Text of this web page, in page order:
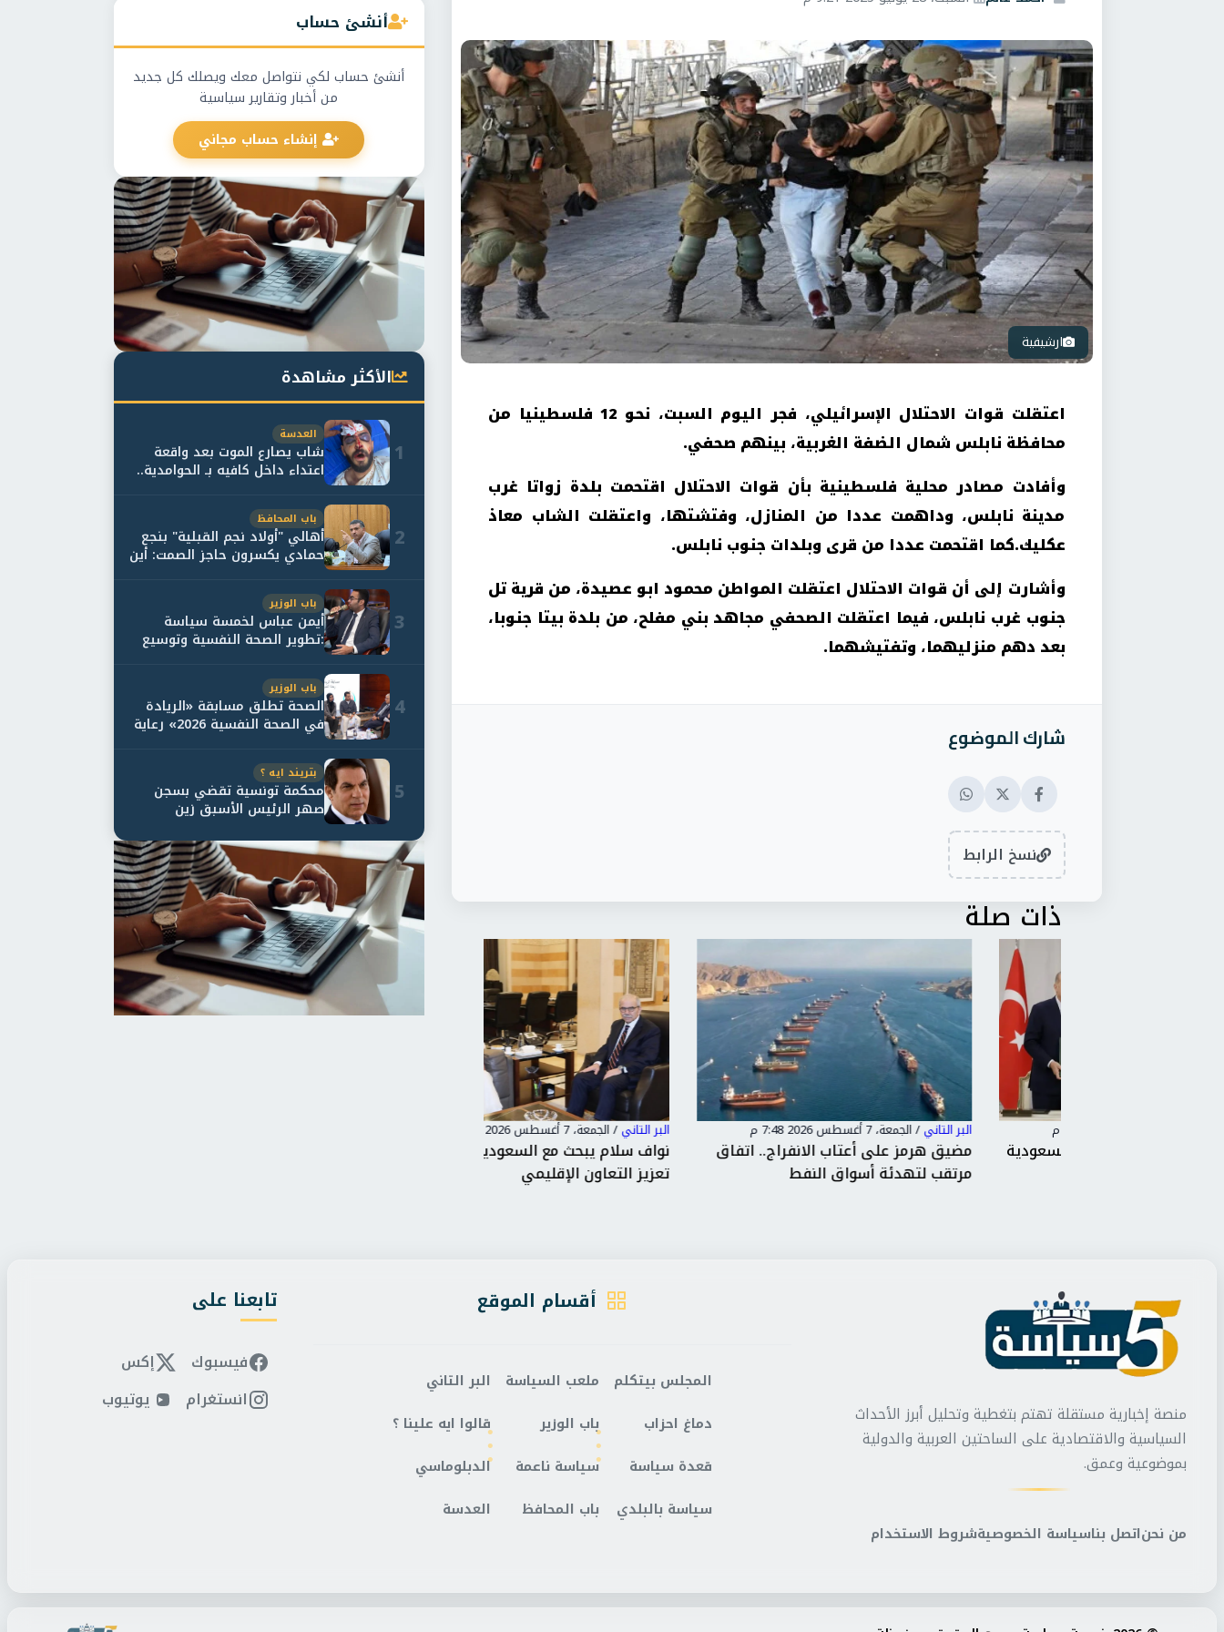
ارشيفية
اعتقلت قوات الاحتلال الإسرائيلي، فجر اليوم السبت، نحو 12 فلسطينيا من
محافظة نابلس شمال الضفة الغربية، بينهم صحفي.
وأفادت مصادر محلية فلسطينية بأن قوات الاحتلال اقتحمت بلدة زواتا غرب
مدينة نابلس، وداهمت عددا من المنازل، وفتشتها، واعتقلت الشاب معاذ
عكليك.كما اقتحمت عددا من قرى وبلدات جنوب نابلس.
وأشارت إلى أن قوات الاحتلال اعتقلت المواطن محمود ابو عصيدة، من قرية تل
جنوب غرب نابلس، فيما اعتقلت الصحفي مجاهد بني مفلح، من بلدة بيتا جنوبا،
بعد دهم منزليهما، وتفتيشهما.
شارك الموضوع
نسخ الرابط
ذات صلة
البر التاني الجمعة، 7 أغسطس 2026 7:48 م
مضيق هرمز على أعتاب الانفراج.. اتفاق
مرتقب لتهدئة أسواق النفط
البر التاني الجمعة، 7 أغسطس 2026 7:47 م
نواف سلام يبحث مع السعودية وسوريا
تعزيز التعاون الإقليمي
أنشئ حساب
أنشئ حساب لكي نتواصل معك ويصلك كل جديد
من أخبار وتقارير سياسية
إنشاء حساب مجاني
الأكثر مشاهدة
1
العدسة
شاب يصارع الموت بعد واقعة
اعتداء داخل كافيه بـ الحوامدية..
وأسرته...
2
باب المحافظ
أهالي "أولاد نجم القبلية" بنجع
حمادي يكسرون حاجز الصمت: أين
حقيقة...
3
باب الوزير
أيمن عباس لخمسة سياسة
:تطوير الصحة النفسية وتوسيع
خدمات العلاج و...
4
باب الوزير
الصحة تطلق مسابقة «الريادة
في الصحة النفسية 2026» رعاية
نفسية اف...
5
بتريند ايه ؟
محكمة تونسية تقضي بسجن
صهر الرئيس الأسبق زين
العابدين بن علي لمدة...
منصة إخبارية مستقلة تهتم بتغطية وتحليل أبرز الأحداث
السياسية والاقتصادية على الساحتين العربية والدولية
بموضوعية وعمق.
من نحناتصل بناسياسة الخصوصيةشروط الاستخدام
أقسام الموقع
المجلس بيتكلم
دماغ احزاب
قعدة سياسة
سياسة بالبلدي
ملعب السياسة
باب الوزير
سياسة ناعمة
باب المحافظ
البر التاني
قالوا ايه علينا ؟
الدبلوماسي
العدسة
تابعنا على
فيسبوك
إكس
انستغرام
يوتيوب